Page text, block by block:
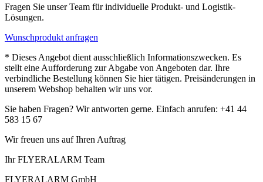
Fragen Sie unser Team für individuelle Produkt- und Logistik-
Lösungen.
Wunschprodukt anfragen
* Dieses Angebot dient ausschließlich Informationszwecken. Es
stellt eine Aufforderung zur Abgabe von Angeboten dar. Ihre
verbindliche Bestellung können Sie hier tätigen. Preisänderungen in
unserem Webshop behalten wir uns vor.
Sie haben Fragen? Wir antworten gerne. Einfach anrufen: +41 44
583 15 67
Wir freuen uns auf Ihren Auftrag
Ihr FLYERALARM Team
FLYERALARM GmbH